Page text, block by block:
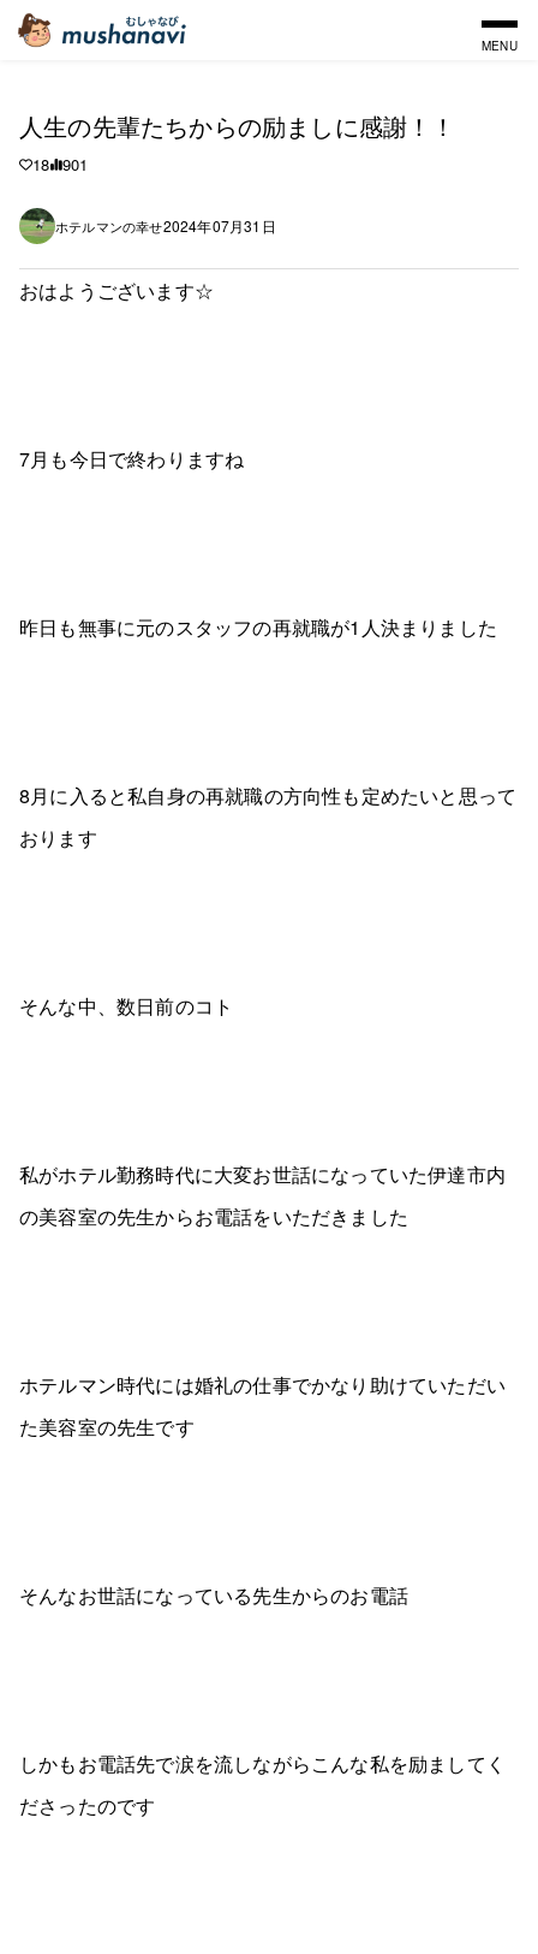
MENU
人生の先輩たちからの励ましに感謝！！
18 901
ホテルマンの幸せ2024年07月31日
おはようございます☆
7月も今日で終わりますね
昨日も無事に元のスタッフの再就職が1人決まりました
8月に入ると私自身の再就職の方向性も定めたいと思って
おります
そんな中、数日前のコト
私がホテル勤務時代に大変お世話になっていた伊達市内
の美容室の先生からお電話をいただきました
ホテルマン時代には婚礼の仕事でかなり助けていただい
た美容室の先生です
そんなお世話になっている先生からのお電話
しかもお電話先で涙を流しながらこんな私を励ましてく
ださったのです